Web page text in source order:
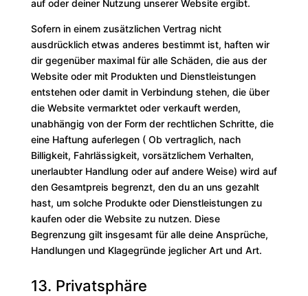
auf oder deiner Nutzung unserer Website ergibt.
Sofern in einem zusätzlichen Vertrag nicht
ausdrücklich etwas anderes bestimmt ist, haften wir
dir gegenüber maximal für alle Schäden, die aus der
Website oder mit Produkten und Dienstleistungen
entstehen oder damit in Verbindung stehen, die über
die Website vermarktet oder verkauft werden,
unabhängig von der Form der rechtlichen Schritte, die
eine Haftung auferlegen ( Ob vertraglich, nach
Billigkeit, Fahrlässigkeit, vorsätzlichem Verhalten,
unerlaubter Handlung oder auf andere Weise) wird auf
den Gesamtpreis begrenzt, den du an uns gezahlt
hast, um solche Produkte oder Dienstleistungen zu
kaufen oder die Website zu nutzen. Diese
Begrenzung gilt insgesamt für alle deine Ansprüche,
Handlungen und Klagegründe jeglicher Art und Art.
13. Privatsphäre